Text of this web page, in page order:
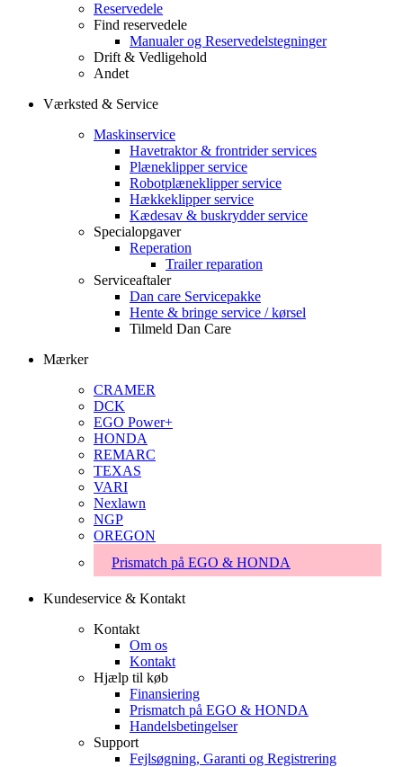
Reservedele
Find reservedele
Manualer og Reservedelstegninger
Drift & Vedligehold
Andet
Værksted & Service
Maskinservice
Havetraktor & frontrider services
Plæneklipper service
Robotplæneklipper service
Hækkeklipper service
Kædesav & buskrydder service
Specialopgaver
Reperation
Trailer reparation
Serviceaftaler
Dan care Servicepakke
Hente & bringe service / kørsel
Tilmeld Dan Care
Mærker
CRAMER
DCK
EGO Power+
HONDA
REMARC
TEXAS
VARI
Nexlawn
NGP
OREGON
Prismatch på EGO & HONDA
Kundeservice & Kontakt
Kontakt
Om os
Kontakt
Hjælp til køb
Finansiering
Prismatch på EGO & HONDA
Handelsbetingelser
Support
Fejlsøgning, Garanti og Registrering